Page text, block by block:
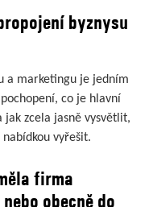
byznysu
a marketingu je jedním
co je hlavní
jak zcela jasně vysvětlit,
vyřešit.
firma
obecně do